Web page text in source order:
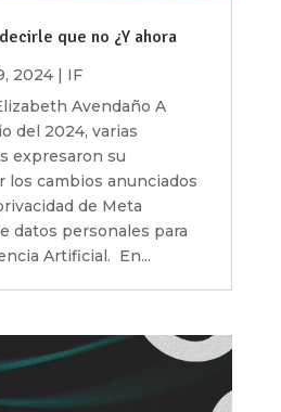
que no ¿Y ahora
2024| IF
Avendaño A
del 2024, varias
expresaron su
los cambios anunciados
de Meta
datos personales para
Artificial. En...